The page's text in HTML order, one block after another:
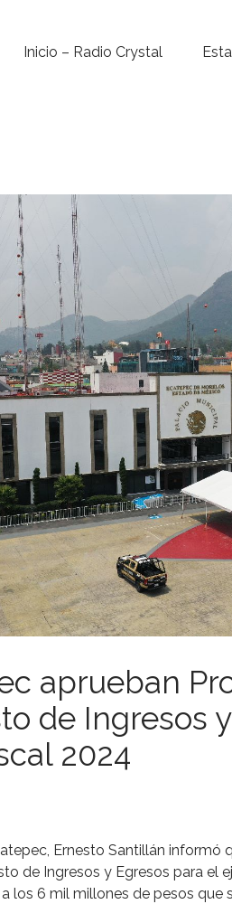
Inicio – Radio Crystal
Para
aprueban
de Ingresos
2024
Ernesto Santillán informó
de Ingresos y Egresos para el
los 6 mil millones de pesos que